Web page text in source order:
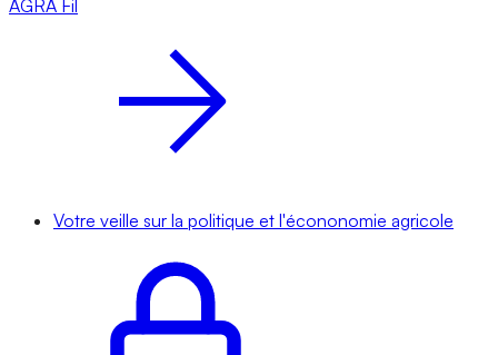
AGRA Fil
Votre veille sur la politique et l'écononomie agricole